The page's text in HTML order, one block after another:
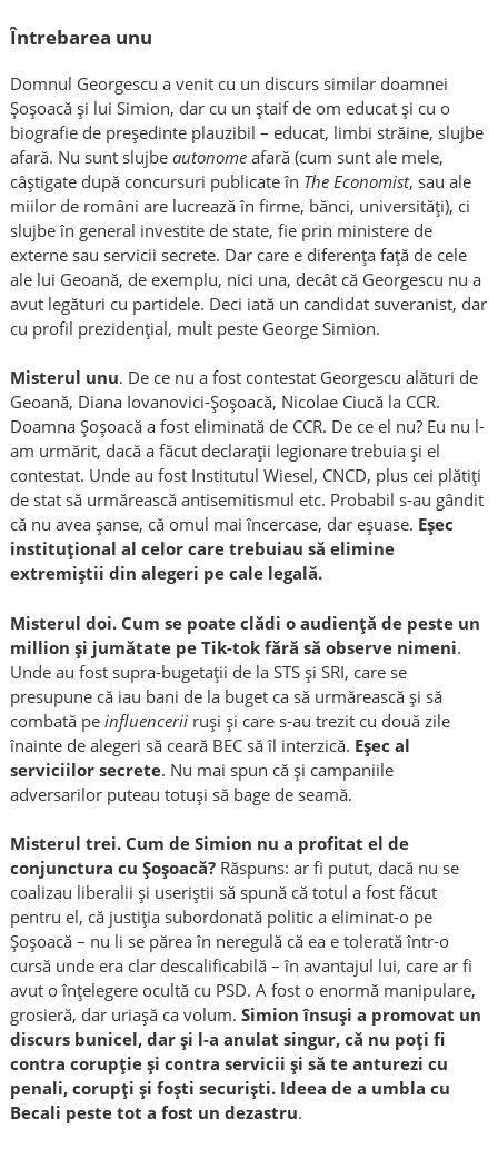
Întrebarea unu
Domnul Georgescu a venit cu un discurs similar doamnei
Șoșoacă și lui Simion, dar cu un ștaif de om educat și cu o
biografie de președinte plauzibil – educat, limbi străine, slujbe
afară. Nu sunt slujbe autonomeafară (cum sunt ale mele,
câștigate după concursuri publicate în The Economist, sau ale
miilor de români are lucrează în firme, bănci, universități), ci
slujbe în general investite de state, fie prin ministere de
externe sau servicii secrete. Dar care e diferența față de cele
ale lui Geoană, de exemplu, nici una, decât că Georgescu nu a
avut legături cu partidele. Deci iată un candidat suveranist, dar
cu profil prezidențial, mult peste George Simion.
Misterul unu. De ce nu a fost contestat Georgescu alături de
Geoană, Diana Iovanovici-Șoșoacă, Nicolae Ciucă la CCR.
Doamna Șoșoacă a fost eliminată de CCR. De ce el nu? Eu nu l-
am urmărit, dacă a făcut declarații legionare trebuia și el
contestat. Unde au fost Institutul Wiesel, CNCD, plus cei plătiți
de stat să urmărească antisemitismul etc. Probabil s-au gândit
că nu avea șanse, că omul mai încercase, dar eșuase. Eșec
instituțional al celor care trebuiau să elimine
extremiștii din alegeri pe cale legală.
Misterul doi. Cum se poate clădi o audiență de peste un
million și jumătate pe Tik-tok fără să observe nimeni.
Unde au fost supra-bugetații de la STS și SRI, care se
presupune că iau bani de la buget ca să urmărească și să
combată pe influenceriiruși și care s-au trezit cu două zile
înainte de alegeri să ceară BEC să îl interzică. Eșec al
serviciilor secrete. Nu mai spun că și campaniile
adversarilor puteau totuși să bage de seamă.
Misterul trei. Cum de Simion nu a profitat el de
conjunctura cu Șoșoacă?Răspuns: ar fi putut, dacă nu se
coalizau liberalii și useriștii să spună că totul a fost făcut
pentru el, că justiția subordonată politic a eliminat-o pe
Șoșoacă – nu li se părea în neregulă că ea e tolerată într-o
cursă unde era clar descalificabilă – în avantajul lui, care ar fi
avut o înțelegere ocultă cu PSD. A fost o enormă manipulare,
grosieră, dar uriașă ca volum. Simion însuși a promovat un
discurs bunicel, dar și l-a anulat singur, că nu poți fi
contra corupție și contra servicii și să te anturezi cu
penali, corupți și foști securiști. Ideea de a umbla cu
Becali peste tot a fost un dezastru.